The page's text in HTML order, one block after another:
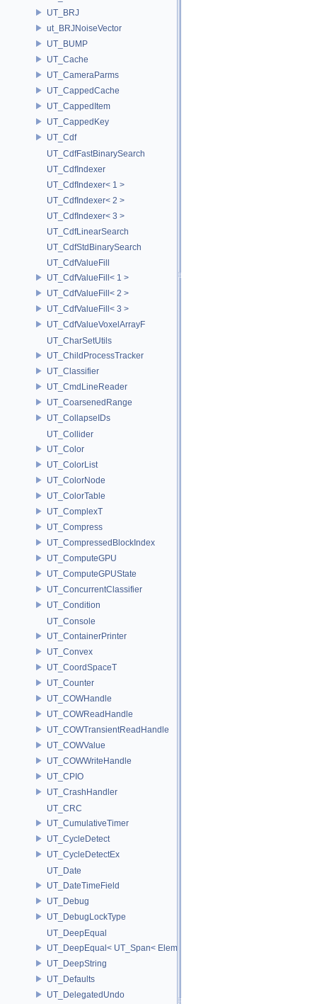
UT_BRJ
ut_BRJNoiseVector
UT_BUMP
UT_Cache
UT_CameraParms
UT_CappedCache
UT_CappedItem
UT_CappedKey
UT_Cdf
UT_CdfFastBinarySearch
UT_CdfIndexer
UT_CdfIndexer< 1 >
UT_CdfIndexer< 2 >
UT_CdfIndexer< 3 >
UT_CdfLinearSearch
UT_CdfStdBinarySearch
UT_CdfValueFill
UT_CdfValueFill< 1 >
UT_CdfValueFill< 2 >
UT_CdfValueFill< 3 >
UT_CdfValueVoxelArrayF
UT_CharSetUtils
UT_ChildProcessTracker
UT_Classifier
UT_CmdLineReader
UT_CoarsenedRange
UT_CollapseIDs
UT_Collider
UT_Color
UT_ColorList
UT_ColorNode
UT_ColorTable
UT_ComplexT
UT_Compress
UT_CompressedBlockIndex
UT_ComputeGPU
UT_ComputeGPUState
UT_ConcurrentClassifier
UT_Condition
UT_Console
UT_ContainerPrinter
UT_Convex
UT_CoordSpaceT
UT_Counter
UT_COWHandle
UT_COWReadHandle
UT_COWTransientReadHandle
UT_COWValue
UT_COWWriteHandle
UT_CPIO
UT_CrashHandler
UT_CRC
UT_CumulativeTimer
UT_CycleDetect
UT_CycleDetectEx
UT_Date
UT_DateTimeField
UT_Debug
UT_DebugLockType
UT_DeepEqual
UT_DeepEqual< UT_Span< ElementType, ExtentL >, UT_Span<
UT_DeepString
UT_Defaults
UT_DelegatedUndo